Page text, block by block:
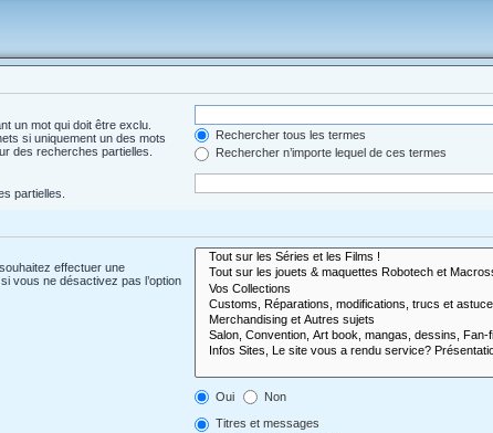
un mot qui doit être exclu.
si uniquement un des mots
des recherches partielles.
Rechercher tous les termes
Rechercher n’importe lequel de ces termes
partielles.
effectuer une
vous ne désactivez pas l’option
Oui Non
Titres et messages